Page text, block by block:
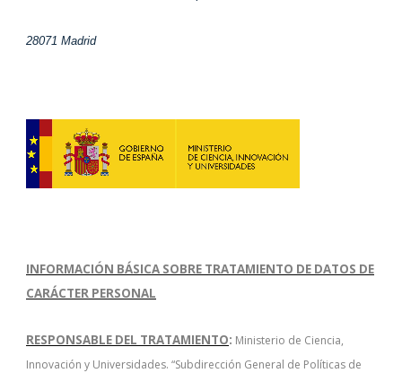
28071 Madrid
INFORMACIÓN BÁSICA SOBRE TRATAMIENTO DE DATOS DE
CARÁCTER PERSONAL
RESPONSABLE DEL TRATAMIENTO: Ministerio de Ciencia,
Innovación y Universidades. “Subdirección General de Políticas de